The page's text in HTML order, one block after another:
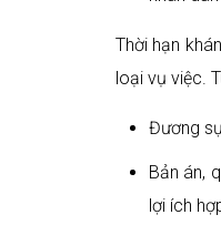
Thời hạn
loại vụ việc.
Đương
Bản án,
lợi ích